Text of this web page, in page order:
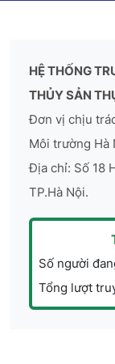
HỆ THỐNG
THỦY SẢN
Đơn vị chịu
Môi trường Hà
Địa chỉ: Số 18
TP.Hà Nội.
Số người
Tổng lượt